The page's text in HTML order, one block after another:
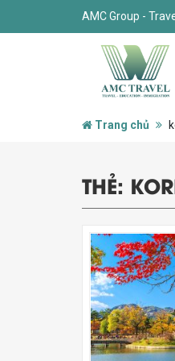
AMC Group -
Trang chủ
THẺ: